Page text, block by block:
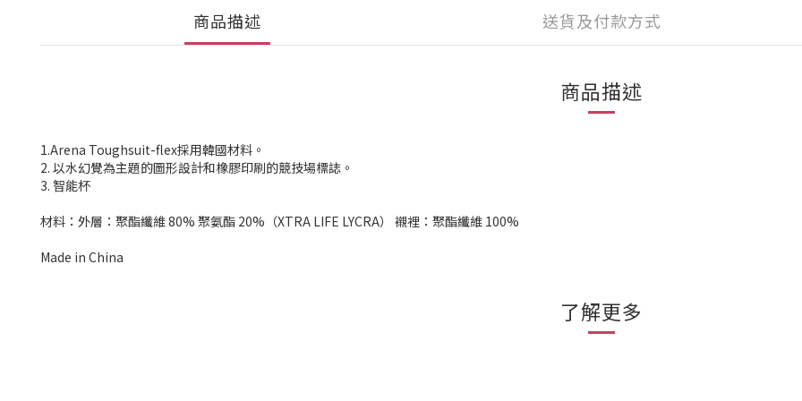
商品描述 送貨及付款方式
商品描述
1.Arena Toughsuit-flex採用韓國材料。
2. 以水幻覺為主題的圖形設計和橡膠印刷的競技場標誌。
3. 智能杯
材料：外層：聚酯纖維 80% 聚氨酯 20%（XTRA LIFE LYCRA） 襯裡：聚酯纖維 100%
Made in China
了解更多